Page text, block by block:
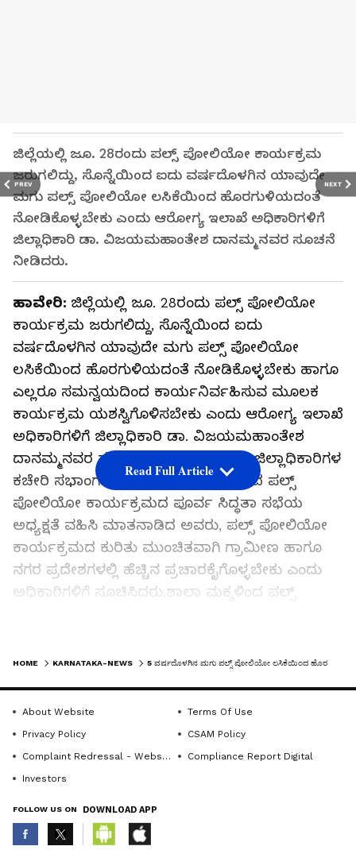
PREV NEXT
ಜಿಲ್ಲೆಯಲ್ಲಿ ಜೂ. 28ರಂದು ಪಲ್ಸ್ ಪೋಲಿಯೋ ಕಾರ್ಯಕ್ರಮ
ಜರುಗಲಿದ್ದು, ಸೊನ್ನೆಯಿಂದ ಐದು ವರ್ಷದೊಳಗಿನ ಯಾವುದೇ
ಮಗು ಪಲ್ಸ್ ಪೋಲಿಯೋ ಲಸಿಕೆಯಿಂದ ಹೊರಗುಳಿಯದಂತೆ
ನೋಡಿಕೊಳ್ಳಬೇಕು ಎಂದು ಆರೋಗ್ಯ ಇಲಾಖೆ ಅಧಿಕಾರಿಗಳಿಗೆ
ಜಿಲ್ಲಾಧಿಕಾರಿ ಡಾ. ವಿಜಯಮಹಾಂತೇಶ ದಾನಮ್ಮನವರ ಸೂಚನೆ
ನೀಡಿದರು.
ಹಾವೇರಿ: ಜಿಲ್ಲೆಯಲ್ಲಿ ಜೂ. 28ರಂದು ಪಲ್ಸ್ ಪೋಲಿಯೋ
ಕಾರ್ಯಕ್ರಮ ಜರುಗಲಿದ್ದು, ಸೊನ್ನೆಯಿಂದ ಐದು
ವರ್ಷದೊಳಗಿನ ಯಾವುದೇ ಮಗು ಪಲ್ಸ್ ಪೋಲಿಯೋ
ಲಸಿಕೆಯಿಂದ ಹೊರಗುಳಿಯದಂತೆ ನೋಡಿಕೊಳ್ಳಬೇಕು ಹಾಗೂ
ಎಲ್ಲರೂ ಸಮನ್ವಯದಿಂದ ಕಾರ್ಯನಿರ್ವಹಿಸುವ ಮೂಲಕ
ಕಾರ್ಯಕ್ರಮ ಯಶಸ್ವಿಗೊಳಿಸಬೇಕು ಎಂದು ಆರೋಗ್ಯ ಇಲಾಖೆ
ಅಧಿಕಾರಿಗಳಿಗೆ ಜಿಲ್ಲಾಧಿಕಾರಿ ಡಾ. ವಿಜಯಮಹಾಂತೇಶ
ದಾನಮ್ಮನವರ ಸೂಚನೆ ನೀಡಿದರು.ಸ್ಥಳೀಯ ಜಿಲ್ಲಾಧಿಕಾರಿಗಳ
ಕಚೇರಿ ಸಭಾಂಗಣದಲ್ಲಿ ಮಂಗಳವಾರ ಜರುಗಿದ ಪಲ್ಸ್
ಪೋಲಿಯೋ ಕಾರ್ಯಕ್ರಮದ ಪೂರ್ವ ಸಿದ್ಧತಾ ಸಭೆಯ
ಅಧ್ಯಕ್ಷತೆ ವಹಿಸಿ ಮಾತನಾಡಿದ ಅವರು, ಪಲ್ಸ್ ಪೋಲಿಯೋ
ಕಾರ್ಯಕ್ರಮದ ಕುರಿತು ಮುಂಚಿತವಾಗಿ ಗ್ರಾಮೀಣ ಹಾಗೂ
ನಗರ ಪ್ರದೇಶಗಳಲ್ಲಿ ಹೆಚ್ಚಿನ ಪ್ರಚಾರಕೈಗೊಳ್ಳಬೇಕು ಎಂದು
ಅಧಿಕಾರಿಗಳಿಗೆ ಸೂಚಿಸಿದರು.ಶಾಲಾ ಮಕ್ಕಳಿಂದ ಪಲ್ಸ್
ಪಲ್ಸ್ ಪೋಲಿಯೋ ಕಾರ್ಯಕ್ರಮದ ಬಗ್ಗೆ ಟಾಂ ಟಾಂ ಮೂಲಕ
ವಲಸೆ ಕಾರ್ಮಿಕರ ಐದು ವರ್ಷದೊಳಗಿನ ಮಕ್ಕಳನ್ನು ಗುರುತಿಸಿ
ಲಸಿಕೆ ಹಾಕಿಸುವಂತೆ ನಗರಾಭಿವೃದ್ಧಿ ಇಲಾಖೆ, ಕಾರ್ಮಿಕ
Read Full Article
HOME KARNATAKA-NEWS
About Website
Terms Of Use
Privacy Policy
CSAM Policy
Complaint Redressal - Website
Compliance Report Digital
Investors
FOLLOW US ON DOWNLOAD APP